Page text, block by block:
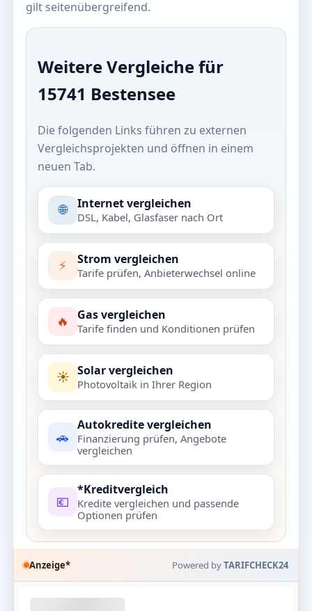
gilt seitenübergreifend.
Weitere Vergleiche für
15741 Bestensee
Die folgenden Links führen zu externen
Vergleichsprojekten und öffnen in einem
neuen Tab.
🌐 Internet vergleichen
DSL, Kabel, Glasfaser nach Ort
⚡ Strom vergleichen
Tarife prüfen, Anbieterwechsel online
🔥 Gas vergleichen
Tarife finden und Konditionen prüfen
☀️ Solar vergleichen
Photovoltaik in Ihrer Region
🚗
Autokredite vergleichen
Finanzierung prüfen, Angebote
vergleichen
💶
*Kreditvergleich
Kredite vergleichen und passende
Optionen prüfen
Anzeige* Powered byTARIFCHECK24